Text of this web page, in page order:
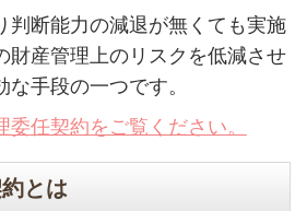
判断能力の減退が無くても実施
財産管理上のリスクを低減させ
手段の一つです。
任契約をご覧ください。
とは